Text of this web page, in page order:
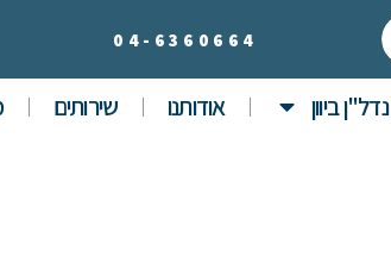
04- 6360664
נדל"ן ביוון אודותנו שירותים